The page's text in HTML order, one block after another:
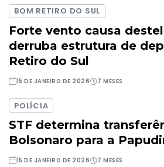
BOM RETIRO DO SUL
Forte vento causa
derruba estrutura de
Retiro do Sul
15 DE JANEIRO DE 2026 7 MESES
POLÍCIA
STF determina
Bolsonaro para a
15 DE JANEIRO DE 2026 7 MESES